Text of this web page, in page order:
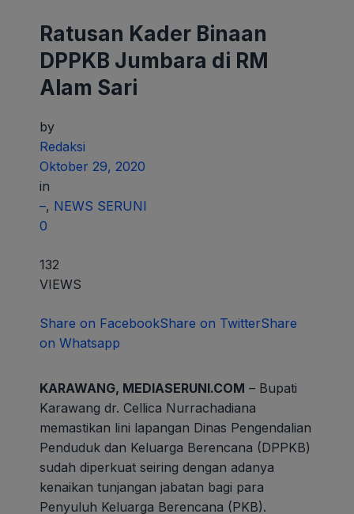
Ratusan Kader Binaan
DPPKB Jumbara di RM
Alam Sari
by
Redaksi
Oktober 29, 2020
in
–, NEWS SERUNI
0
132
VIEWS
Share on FacebookShare on TwitterShare
on Whatsapp
KARAWANG, MEDIASERUNI.COM – Bupati
Karawang dr. Cellica Nurrachadiana
memastikan lini lapangan Dinas Pengendalian
Penduduk dan Keluarga Berencana (DPPKB)
sudah diperkuat seiring dengan adanya
kenaikan tunjangan jabatan bagi para
Penyuluh Keluarga Berencana (PKB).